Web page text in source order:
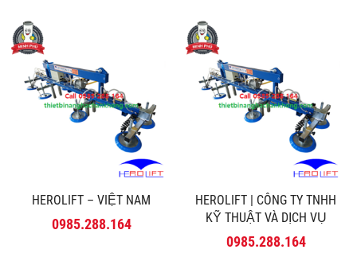
HEROLIFT – VIỆT NAM
0985.288.164
HEROLIFT | CÔNG TY TNHH
KỸ THUẬT VÀ DỊCH VỤ
MINH PHÚ
0985.288.164